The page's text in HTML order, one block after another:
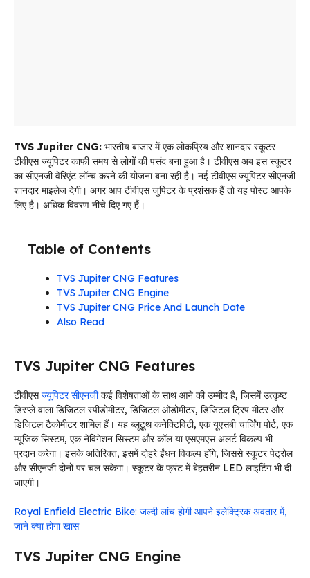
TVS Jupiter CNG: भारतीय बाजार में एक लोकप्रिय और शानदार स्कूटर
टीवीएस ज्यूपिटर काफी समय से लोगों की पसंद बना हुआ है। टीवीएस अब इस स्कूटर
का सीएनजी वेरिएंट लॉन्च करने की योजना बना रही है। नई टीवीएस ज्यूपिटर सीएनजी
शानदार माइलेज देगी। अगर आप टीवीएस जुपिटर के प्रशंसक हैं तो यह पोस्ट आपके
लिए है। अधिक विवरण नीचे दिए गए हैं।
Table of Contents
TVS Jupiter CNG Features
TVS Jupiter CNG Engine
TVS Jupiter CNG Price And Launch Date
Also Read
TVS Jupiter CNG Features
टीवीएसज्यूपिटर सीएनजीकई विशेषताओं के साथ आने की उम्मीद है, जिसमें उत्कृष्ट
डिस्प्ले वाला डिजिटल स्पीडोमीटर, डिजिटल ओडोमीटर, डिजिटल ट्रिप मीटर और
डिजिटल टैकोमीटर शामिल हैं। यह ब्लूटूथ कनेक्टिविटी, एक यूएसबी चार्जिंग पोर्ट, एक
म्यूजिक सिस्टम, एक नेविगेशन सिस्टम और कॉल या एसएमएस अलर्ट विकल्प भी
प्रदान करेगा। इसके अतिरिक्त, इसमें दोहरे ईंधन विकल्प होंगे, जिससे स्कूटर पेट्रोल
और सीएनजी दोनों पर चल सकेगा। स्कूटर के फ्रंट में बेहतरीन LED लाइटिंग भी दी
जाएगी।
Royal Enfield Electric Bike: जल्दी लांच होगी आपने इलेक्ट्रिक अवतार में,
जाने क्या होगा खास
TVS Jupiter CNG Engine